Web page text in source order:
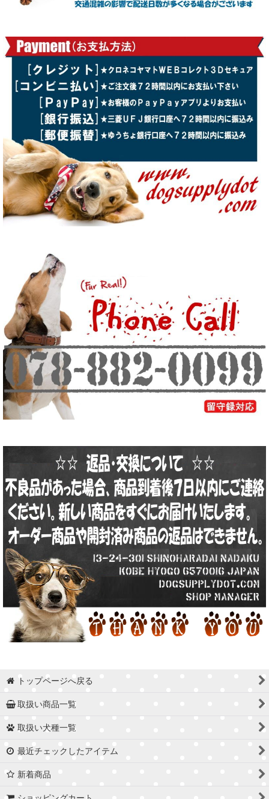
トップページへ戻る
取扱い商品一覧
取扱い犬種一覧
最近チェックしたアイテム
新着商品